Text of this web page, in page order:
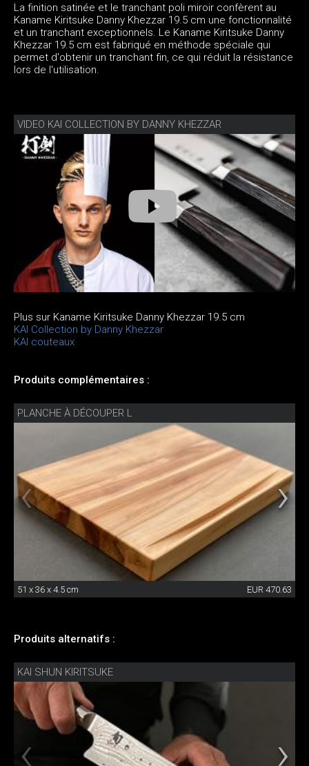
La finition satinée et le tranchant poli miroir confèrent au
Kaname Kiritsuke Danny Khezzar 19.5 cm une fonctionnalité
et un tranchant exceptionnels. Le Kaname Kiritsuke Danny
Khezzar 19.5 cm est fabriqué en méthode spéciale qui
permet d'obtenir un tranchant fin, ce qui réduit la résistance
lors de l'utilisation.
VIDEO KAI COLLECTION BY DANNY KHEZZAR
Plus sur Kaname Kiritsuke Danny Khezzar 19.5 cm
KAI Collection by Danny Khezzar
KAI couteaux
Produits complémentaires :
PLANCHE À DÉCOUPER L
51 x 36 x 4.5 cm EUR 470.63
Produits alternatifs :
KAI SHUN KIRITSUKE